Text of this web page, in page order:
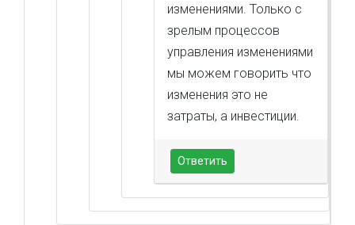
изменениями. Только с
зрелым процессов
управления изменениями
мы можем говорить что
изменения это не
затраты, а инвестиции.
Ответить